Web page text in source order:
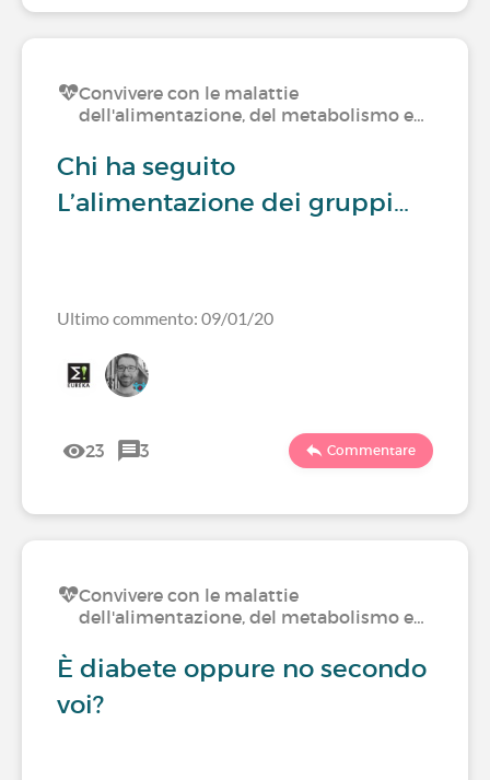
Convivere con le malattie
dell'alimentazione, del metabolismo e…
Chi ha seguito
L’alimentazione dei gruppi…
Ultimo commento: 09/01/20
23 3 Commentare
Convivere con le malattie
dell'alimentazione, del metabolismo e…
È diabete oppure no secondo
voi?